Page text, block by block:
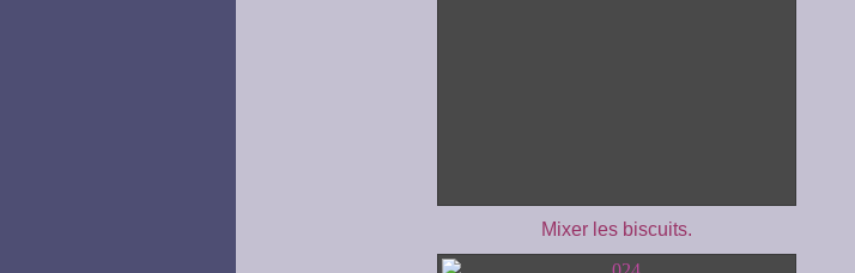
Mixer les biscuits.